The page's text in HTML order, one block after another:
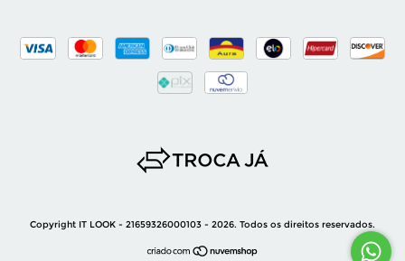
Copyright IT LOOK - 21659326000103 - 2026. Todos os direitos reservados.